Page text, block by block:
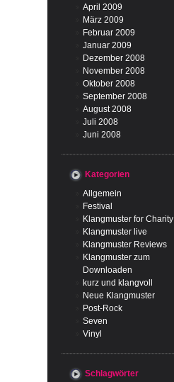
April 2009
März 2009
Februar 2009
Januar 2009
Dezember 2008
November 2008
Oktober 2008
September 2008
August 2008
Juli 2008
Juni 2008
Kategorien
Allgemein
Festival
Klangmuster for Charity
Klangmuster live
Klangmuster Reviews
Klangmuster zum
Downloaden
kurz und klangvoll
Neue Klangmuster
Post-Rock
Seven
Vinyl
Schlagwörter